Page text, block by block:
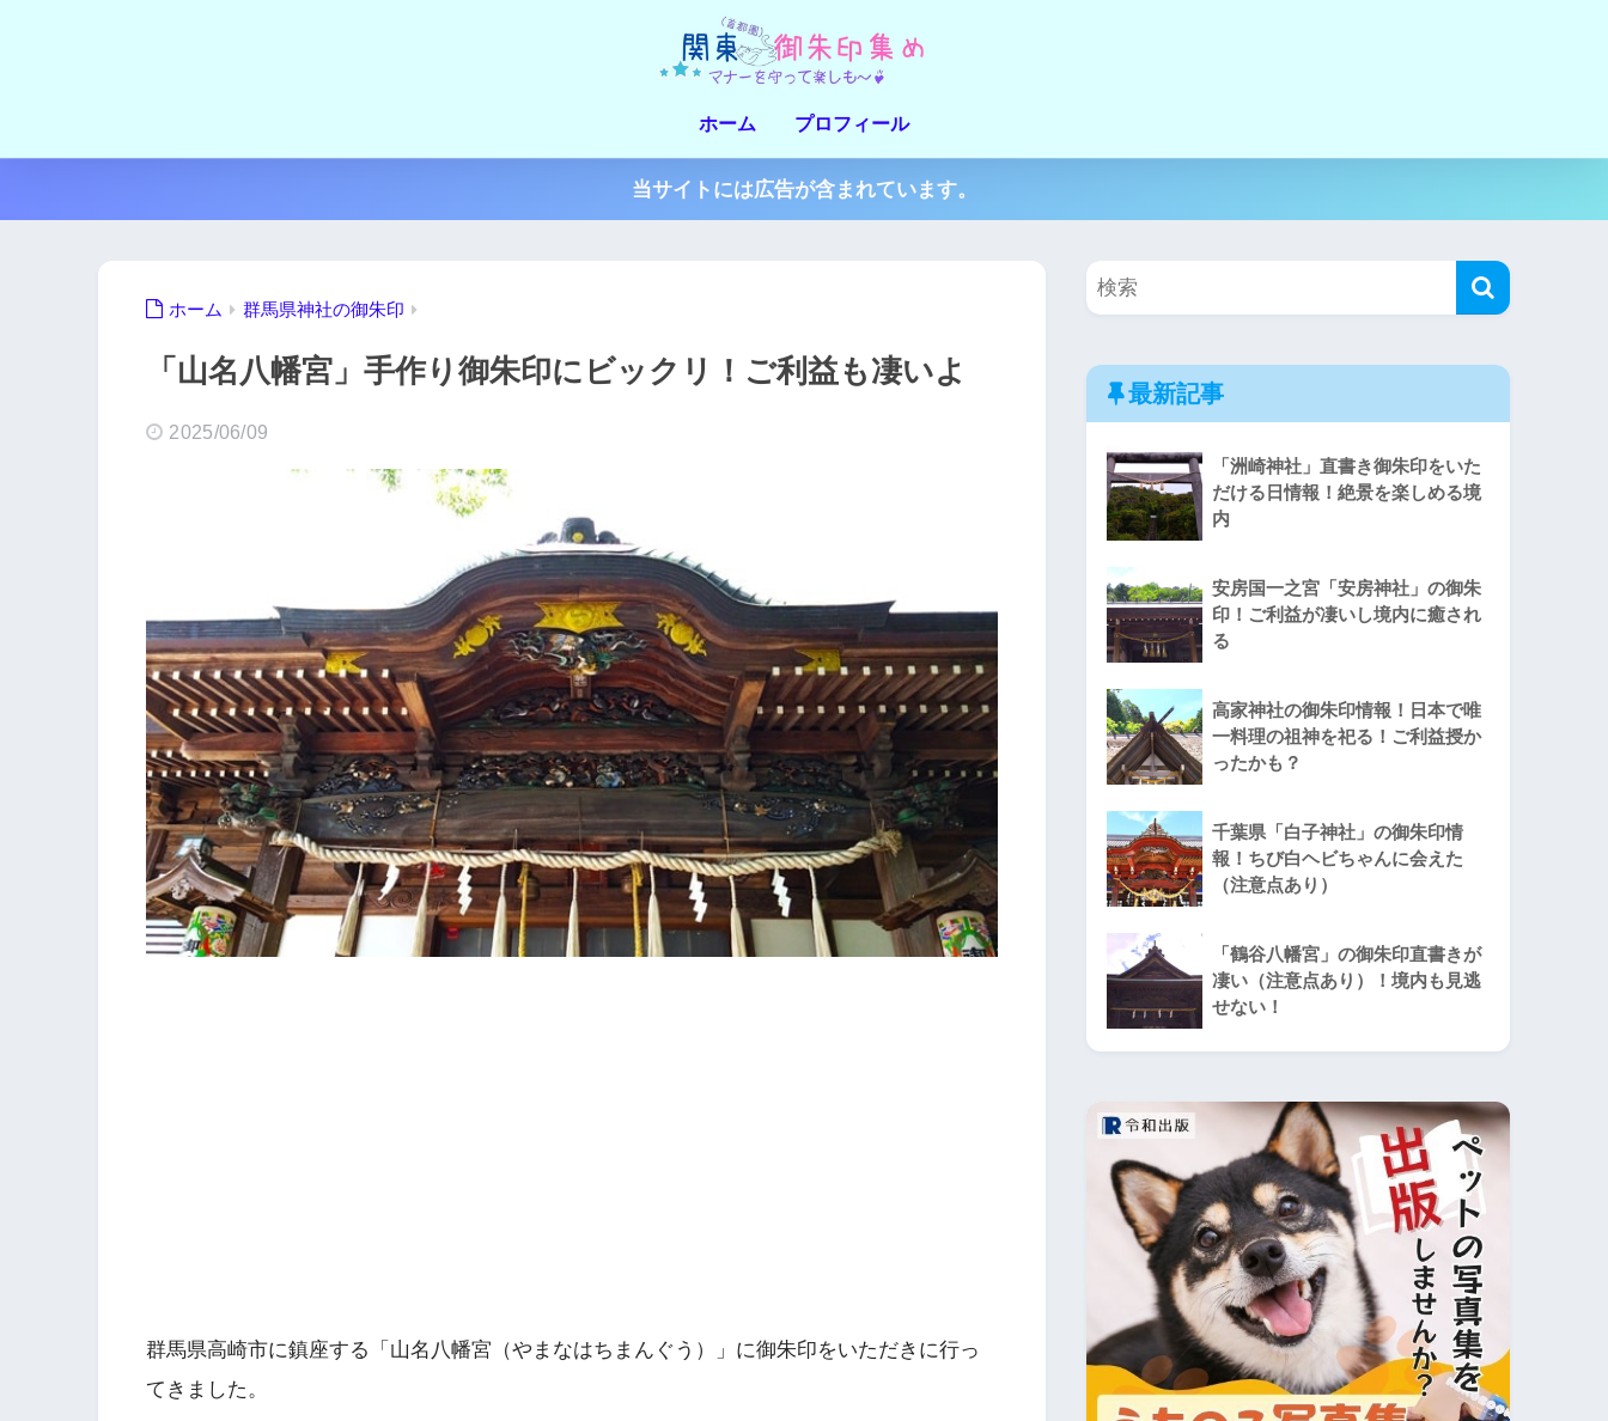
ホーム プロフィール
当サイトには広告が含まれています。
ホーム 群馬県神社の御朱印
「山名八幡宮」手作り御朱印にビックリ！ご利益も凄いよ
2025/06/09
群馬県高崎市に鎮座する「山名八幡宮（やまなはちまんぐう）」に御朱印をいただきに行っ
てきました。
最新記事
「洲崎神社」直書き御朱印をいた
だける日情報！絶景を楽しめる境
内
安房国一之宮「安房神社」の御朱
印！ご利益が凄いし境内に癒され
る
高家神社の御朱印情報！日本で唯
一料理の祖神を祀る！ご利益授か
ったかも？
千葉県「白子神社」の御朱印情
報！ちび白ヘビちゃんに会えた
（注意点あり）
「鶴谷八幡宮」の御朱印直書きが
凄い（注意点あり）！境内も見逃
せない！